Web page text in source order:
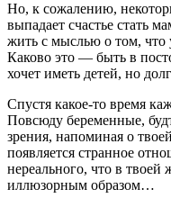
Но, к сожалению,
выпадает счастье стать
жить с мыслью о том, что
Каково это — быть в
хочет иметь детей, но
Спустя какое-то время
Повсюду беременные,
зрения, напоминая о
появляется странное
нереального, что в
иллюзорным образом…